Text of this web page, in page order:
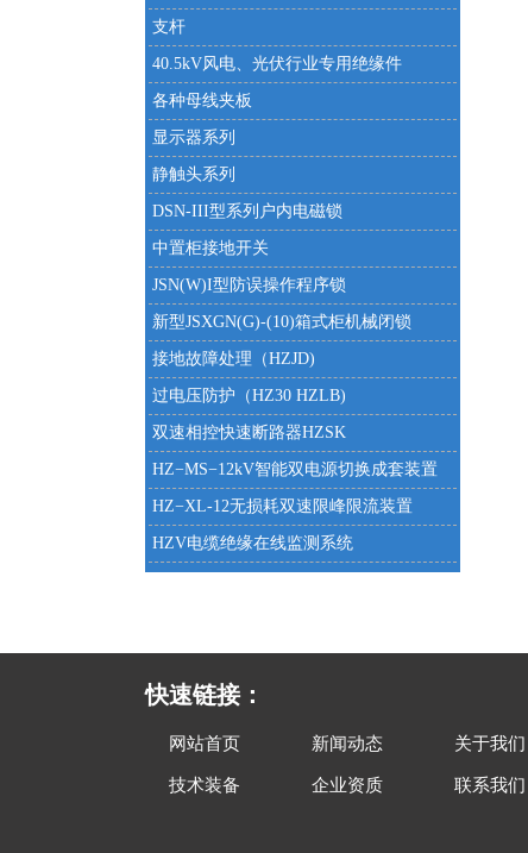
支杆
40.5kV风电、光伏行业专用绝缘件
各种母线夹板
显示器系列
静触头系列
DSN-III型系列户内电磁锁
中置柜接地开关
JSN(W)I型防误操作程序锁
新型JSXGN(G)-(10)箱式柜机械闭锁
接地故障处理（HZJD)
过电压防护（HZ30 HZLB)
双速相控快速断路器HZSK
HZ−MS−12kV智能双电源切换成套装置
HZ−XL-12无损耗双速限峰限流装置
HZV电缆绝缘在线监测系统
快速链接：
网站首页 新闻动态 关于我们
技术装备 企业资质 联系我们